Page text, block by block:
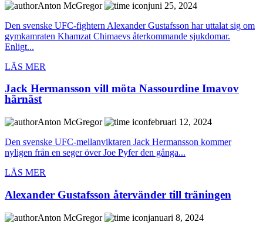
Anton McGregor
juni 25, 2024
Den svenske UFC-fightern Alexander Gustafsson har uttalat sig om
gymkamraten Khamzat Chimaevs återkommande sjukdomar.
Enligt...
LÄS MER
Jack Hermansson vill möta Nassourdine Imavov
härnäst
Anton McGregor
februari 12, 2024
Den svenske UFC-mellanviktaren Jack Hermansson kommer
nyligen från en seger över Joe Pyfer den gånga...
LÄS MER
Alexander Gustafsson återvänder till träningen
Anton McGregor
januari 8, 2024